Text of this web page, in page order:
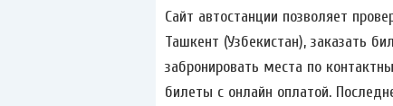
Сайт автостанции позволяет
Ташкент (Узбекистан), заказать
забронировать места по
билеты с онлайн оплатой.